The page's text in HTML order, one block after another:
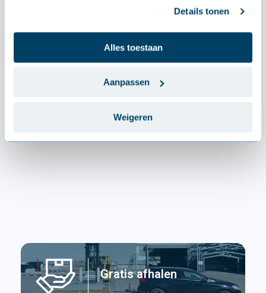
Details tonen
Alles toestaan
Aanpassen
Weigeren
€6.35 - €8.11 / meter(s)
Gratis afhalen